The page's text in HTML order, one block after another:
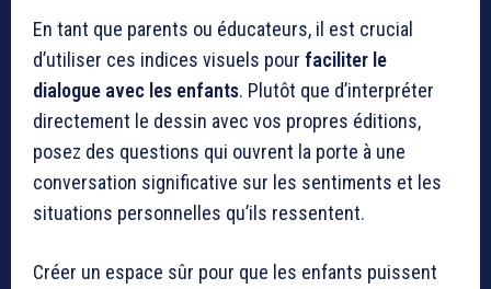
En tant que parents ou éducateurs, il est crucial
d’utiliser ces indices visuels pour faciliter le
dialogue avec les enfants. Plutôt que d’interpréter
directement le dessin avec vos propres éditions,
posez des questions qui ouvrent la porte à une
conversation significative sur les sentiments et les
situations personnelles qu’ils ressentent.
Créer un espace sûr pour que les enfants puissent